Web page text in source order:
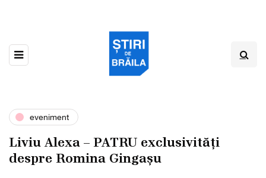
eveniment
Liviu Alexa – PATRU exclusivități
despre Romina Gingașu